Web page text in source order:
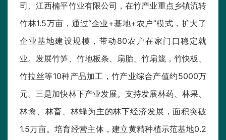
司、江西楠平竹业有限公司，在竹产业重点乡镇流转
竹林1.5万亩，通过“企业+基地+农户”模式，扩大了
企业基地建设规模，带动80农户在家门口稳定就
业。发展竹笋、竹地板条、扇胎、竹扇篾，竹快板、
竹拉丝等10种产品加工，竹产业综合产值约5000万
元。三是加快林下产业发展。支持发展林药、林果、
林禽、林畜、林蜂为主的林下经济发展，面积突破
1.5万亩。培育经营主体，建立黄精种植示范基地0.2